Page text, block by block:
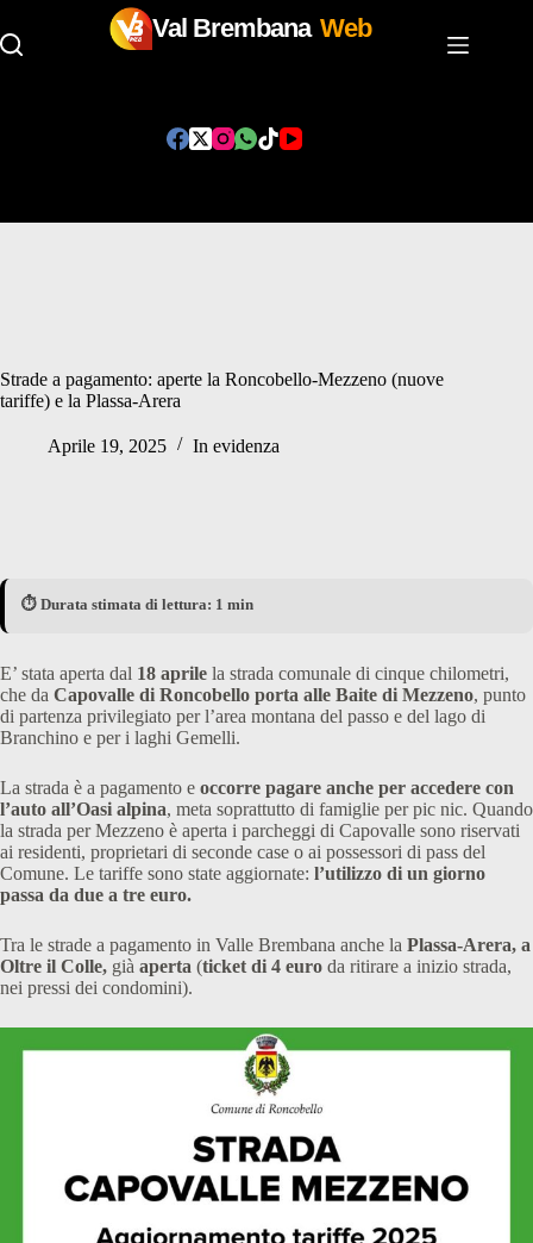
Val Brembana Web
Strade a pagamento: aperte la Roncobello-Mezzeno (nuove
tariffe) e la Plassa-Arera
Aprile 19, 2025 In evidenza
⏱️ Durata stimata di lettura: 1 min
E’ stata aperta dal 18 aprile la strada comunale di cinque chilometri,
che da Capovalle di Roncobello porta alle Baite di Mezzeno, punto
di partenza privilegiato per l’area montana del passo e del lago di
Branchino e per i laghi Gemelli.
La strada è a pagamento e occorre pagare anche per accedere con
l’auto all’Oasi alpina, meta soprattutto di famiglie per pic nic. Quando
la strada per Mezzeno è aperta i parcheggi di Capovalle sono riservati
ai residenti, proprietari di seconde case o ai possessori di pass del
Comune. Le tariffe sono state aggiornate: l’utilizzo di un giorno
passa da due a tre euro.
Tra le strade a pagamento in Valle Brembana anche la Plassa-Arera, a
Oltre il Colle, già aperta (ticket di 4 euro da ritirare a inizio strada,
nei pressi dei condomini).